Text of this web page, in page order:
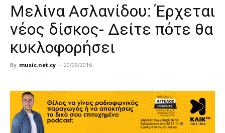
Μελίνα Ασλανίδου: Έρχεται
νέος δίσκος- Δείτε πότε θα
κυκλοφορήσει
By music.net.cy - 20/09/2016